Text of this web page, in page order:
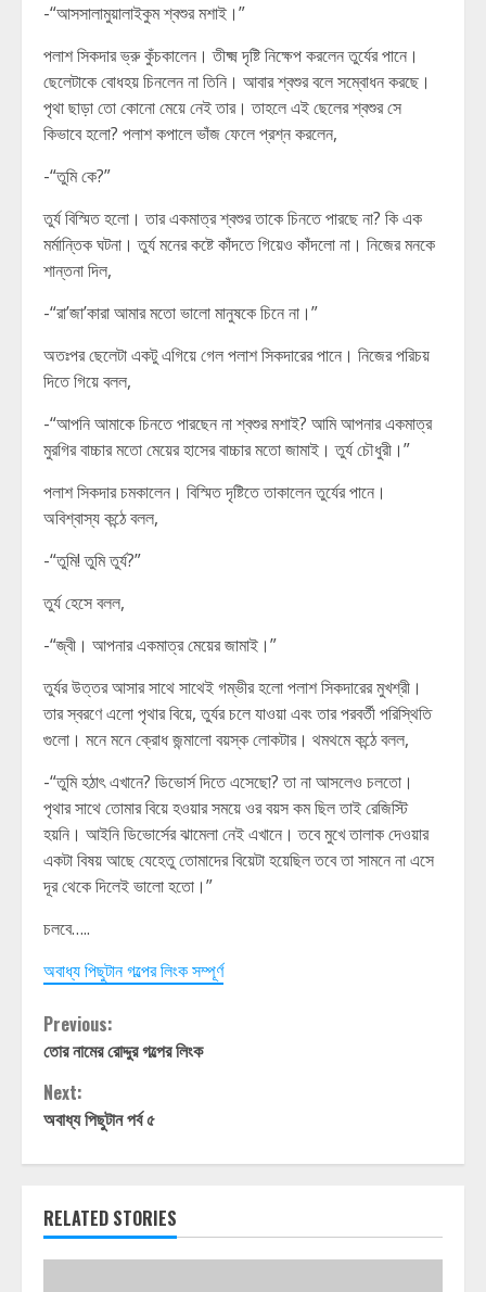
-“আসসালামুয়ালাইকুম শ্বশুর মশাই।”
পলাশ সিকদার ভ্রু কুঁচকালেন। তীক্ষ্ম দৃষ্টি নিক্ষেপ করলেন তুর্যের পানে।
ছেলেটাকে বোধহয় চিনলেন না তিনি। আবার শ্বশুর বলে সম্বোধন করছে।
পৃথা ছাড়া তো কোনো মেয়ে নেই তার। তাহলে এই ছেলের শ্বশুর সে
কিভাবে হলো? পলাশ কপালে ভাঁজ ফেলে প্রশ্ন করলেন,
-“তুমি কে?”
তুর্য বিস্মিত হলো। তার একমাত্র শ্বশুর তাকে চিনতে পারছে না? কি এক
মর্মান্তিক ঘটনা। তুর্য মনের কষ্টে কাঁদতে গিয়েও কাঁদলো না। নিজের মনকে
শান্তনা দিল,
-“রা’জা’কারা আমার মতো ভালো মানুষকে চিনে না।”
অতঃপর ছেলেটা একটু এগিয়ে গেল পলাশ সিকদারের পানে। নিজের পরিচয়
দিতে গিয়ে বলল,
-“আপনি আমাকে চিনতে পারছেন না শ্বশুর মশাই? আমি আপনার একমাত্র
মুরগির বাচ্চার মতো মেয়ের হাসের বাচ্চার মতো জামাই। তুর্য চৌধুরী।”
পলাশ সিকদার চমকালেন। বিস্মিত দৃষ্টিতে তাকালেন তুর্যের পানে।
অবিশ্বাস্য কন্ঠে বলল,
-“তুমি! তুমি তুর্য?”
তুর্য হেসে বলল,
-“জ্বী। আপনার একমাত্র মেয়ের জামাই।”
তুর্যর উত্তর আসার সাথে সাথেই গম্ভীর হলো পলাশ সিকদারের মুখশ্রী।
তার স্বরণে এলো পৃথার বিয়ে, তুর্যর চলে যাওয়া এবং তার পরবর্তী পরিস্থিতি
গুলো। মনে মনে ক্রোধ জন্মালো বয়স্ক লোকটার। থমথমে কন্ঠে বলল,
-“তুমি হঠাৎ এখানে? ডিভোর্স দিতে এসেছো? তা না আসলেও চলতো।
পৃথার সাথে তোমার বিয়ে হওয়ার সময়ে ওর বয়স কম ছিল তাই রেজিস্টি
হয়নি। আইনি ডিভোর্সের ঝামেলা নেই এখানে। তবে মুখে তালাক দেওয়ার
একটা বিষয় আছে যেহেতু তোমাদের বিয়েটা হয়েছিল তবে তা সামনে না এসে
দূর থেকে দিলেই ভালো হতো।”
চলবে…..
অবাধ্য পিছুটান গল্পের লিংক সম্পূর্ণ
Continue
Reading
Previous:
তোর নামের রোদ্দুর গল্পের লিংক
Next:
অবাধ্য পিছুটান পর্ব ৫
RELATED STORIES